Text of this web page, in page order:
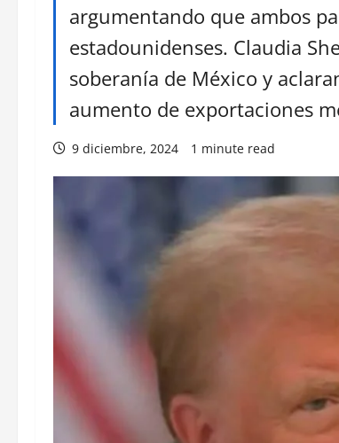
argumentando que ambos
estadounidenses. Claudia
soberanía de México y
aumento de exportaciones
9 diciembre, 2024 1 minute read